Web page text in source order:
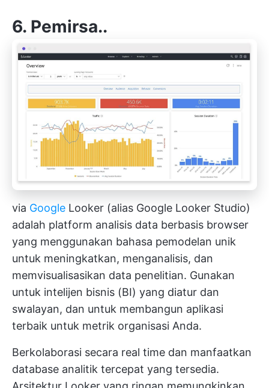
6. Pemirsa..
via Google Looker (alias Google Looker Studio)
adalah platform analisis data berbasis browser
yang menggunakan bahasa pemodelan unik
untuk meningkatkan, menganalisis, dan
memvisualisasikan data penelitian. Gunakan
untuk intelijen bisnis (BI) yang diatur dan
swalayan, dan untuk membangun aplikasi
terbaik untuk metrik organisasi Anda.
Berkolaborasi secara real time dan manfaatkan
database analitik tercepat yang tersedia.